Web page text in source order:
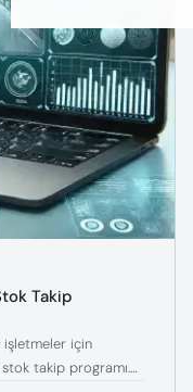
Takip
işletmeler için
takip programı.